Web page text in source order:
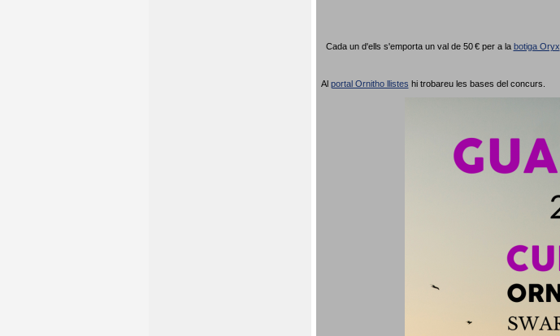
Cada un d'ells s'emporta un val de 50 € per a la botiga Oryx
Al portal Ornitho llistes hi trobareu les bases del concurs.